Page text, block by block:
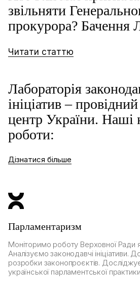
звільняти
прокурора? Бачення
Читати статтю
Лабораторія
ініціатив –
центр України. Наші
роботи:
Дізнатися більше
Парламентаризм
Моніторимо роботу Верховної Ради
Аналізуємо законодавчі ініціативи.
розробки законопроєктів.
української парламентської